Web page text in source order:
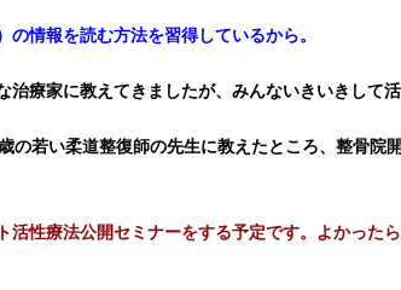
の情報を読む方法を習得しているから。
治療家に教えてきましたが、みんないきいきして活
の若い柔道整復師の先生に教えたところ、整骨院
活性療法公開セミナーをする予定です。よかったら